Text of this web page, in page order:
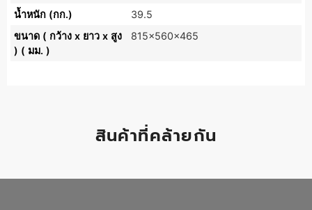
น้ำหนัก (กก.)
39.5
ขนาด ( กว้าง x ยาว x สูง
) ( มม. )
815x560x465
สินค้าที่คล้ายกัน